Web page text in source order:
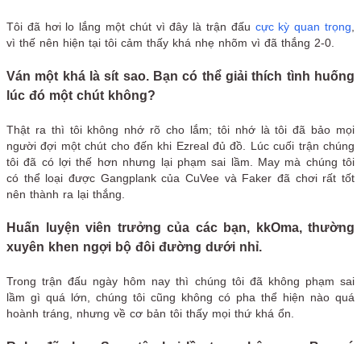
Tôi đã hơi lo lắng một chút vì đây là trận đấu cực kỳ quan trọng
vì thế nên hiện tại tôi cảm thấy khá nhẹ nhõm vì đã thắng 2-0.
Ván một khá là sít sao. Bạn có thể giải thích tình huống
lúc đó một chút không?
Thật ra thì tôi không nhớ rõ cho lắm; tôi nhớ là tôi đã bảo mọi
người đợi một chút cho đến khi Ezreal đủ đồ. Lúc cuối trận chúng
tôi đã có lợi thế hơn nhưng lại phạm sai lầm. May mà chúng tôi
có thể loại được Gangplank của CuVee và Faker đã chơi rất tốt
nên thành ra lại thắng.
Huấn luyện viên trưởng của các bạn, kkOma, thường
xuyên khen ngợi bộ đôi đường dưới nhỉ.
Trong trận đấu ngày hôm nay thì chúng tôi đã không phạm sai
lầm gì quá lớn, chúng tôi cũng không có pha thể hiện nào quá
hoành tráng, nhưng về cơ bản tôi thấy mọi thứ khá ổn.